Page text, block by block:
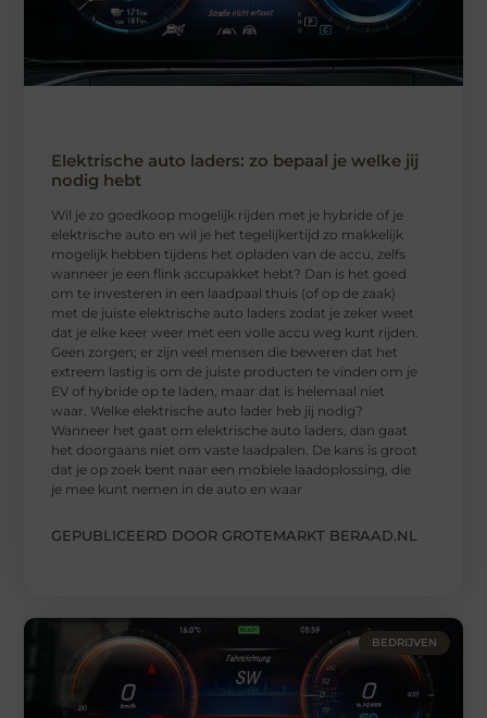
Elektrische auto laders: zo bepaal je welke jij
nodig hebt
Wil je zo goedkoop mogelijk rijden met je hybride of je
elektrische auto en wil je het tegelijkertijd zo makkelijk
mogelijk hebben tijdens het opladen van de accu, zelfs
wanneer je een flink accupakket hebt? Dan is het goed
om te investeren in een laadpaal thuis (of op de zaak)
met de juiste elektrische auto laders zodat je zeker weet
dat je elke keer weer met een volle accu weg kunt rijden.
Geen zorgen; er zijn veel mensen die beweren dat het
extreem lastig is om de juiste producten te vinden om je
EV of hybride op te laden, maar dat is helemaal niet
waar. Welke elektrische auto lader heb jij nodig?
Wanneer het gaat om elektrische auto laders, dan gaat
het doorgaans niet om vaste laadpalen. De kans is groot
dat je op zoek bent naar een mobiele laadoplossing, die
je mee kunt nemen in de auto en waar
GEPUBLICEERD DOOR GROTEMARKT BERAAD.NL
BEDRIJVEN